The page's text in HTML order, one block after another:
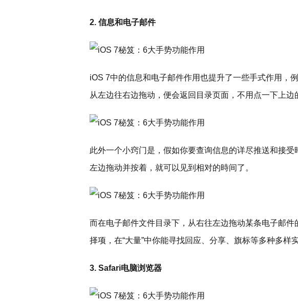
2. 信息和电子邮件
iOS 7中的信息和电子邮件作用也提升了一些手式作用，
从左边往右边拖动，便会返回目录页面，不用点一下上边
此外一个小窍门是，假如你要查询信息的详尽推送和接
左边拖动并按着，就可以见到相对的時间了。
而在电子邮件文件目录下，从右往左边拖动某条电子邮件
择项，在“大量”中你能寻找回应、分享、旗标等多种多样
3. Safari电脑浏览器